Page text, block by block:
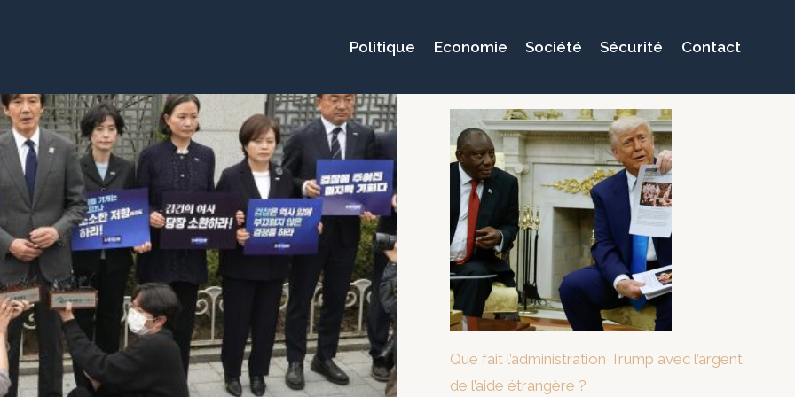
Politique Economie Société Sécurité Contact
Que fait l’administration Trump avec l’argent
de l’aide étrangère ?